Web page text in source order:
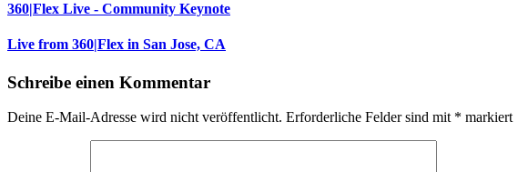
360|Flex Live - Community Keynote
Live from 360|Flex in San Jose, CA
Schreibe einen Kommentar
Deine E-Mail-Adresse wird nicht veröffentlicht. Erforderliche Felder sind mit * markiert